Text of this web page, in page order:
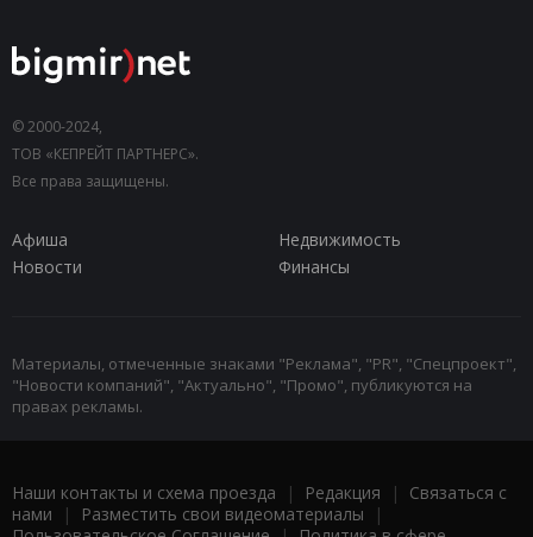
© 2000-2024,
ТОВ «КЕПРЕЙТ ПАРТНЕРС».
Все права защищены.
Афиша
Недвижимость
Новости
Финансы
Материалы, отмеченные знаками "Реклама", "PR", "Спецпроект",
"Новости компаний", "Актуально", "Промо", публикуются на
правах рекламы.
Наши контакты и схема проезда | Редакция | Связаться с
нами | Разместить свои видеоматериалы |